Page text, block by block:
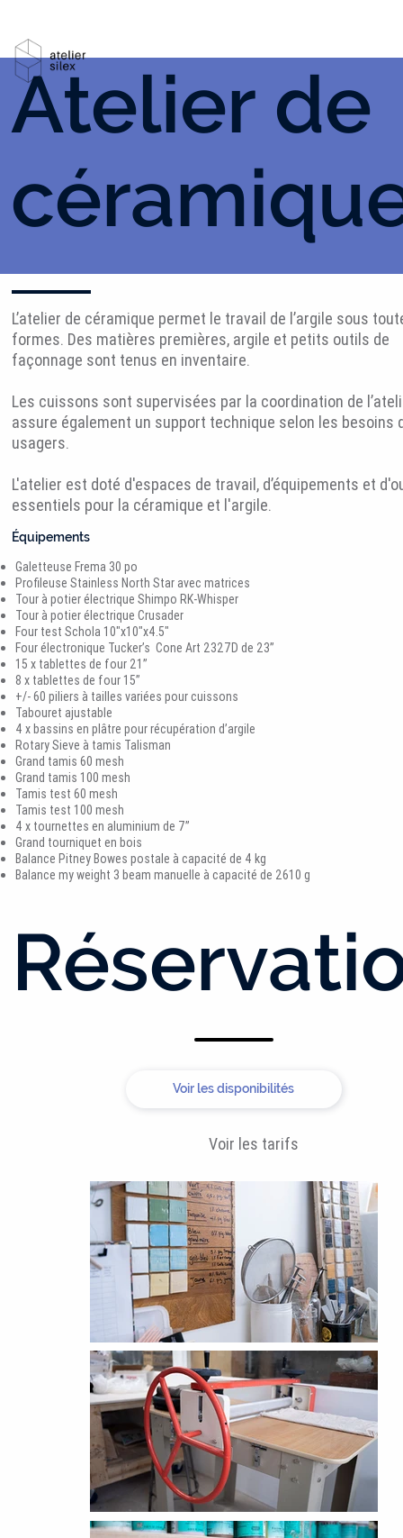
Atelier de
L’atelier de céramique permet le travail de l’argile sous
formes. Des matières premières, argile et petits outils de
façonnage sont tenus en inventaire.
Les cuissons sont supervisées par la coordination de
assure également un support technique selon les besoins
usagers.
L'atelier est doté d'espaces de travail, d’équipements et
essentiels pour la céramique et l'argile.
Équipements
Galetteuse Frema 30 po
Profileuse Stainless North Star avec matrices
Tour à potier électrique Shimpo RK-Whisper
Tour à potier électrique Crusader
Four test Schola 10"x10"x4.5"
Four électronique Tucker’s Cone Art 2327D de 23’’
15 x tablettes de four 21’’
8 x tablettes de four 15’’
+/- 60 piliers à tailles variées pour cuissons
Tabouret ajustable
4 x bassins en plâtre pour récupération d’argile
Rotary Sieve à tamis Talisman
Grand tamis 60 mesh
Grand tamis 100 mesh
Tamis test 60 mesh
Tamis test 100 mesh
4 x tournettes en aluminium de 7’’
Grand tourniquet en bois
Balance Pitney Bowes postale à capacité de 4 kg
Balance my weight 3 beam manuelle à capacité de 2610 g
Voir les disponibilités
Voir les tarifs